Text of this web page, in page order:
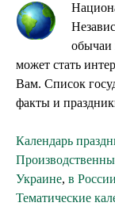
обычаи
может стать
Вам. Список
факты и
Календарь
Украине, в России
Тематические